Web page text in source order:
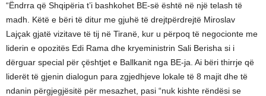
“Ëndrra që Shqipëria t’i bashkohet BE-së është në një telash të
madh. Këtë e bëri të ditur me gjuhë të drejtpërdrejtë Miroslav
Lajçak gjatë vizitave të tij në Tiranë, kur u përpoq të negocionte me
liderin e opozitës Edi Rama dhe kryeministrin Sali Berisha si i
dërguar special për çështjet e Ballkanit nga BE-ja. Ai bëri thirrje që
liderët të gjenin dialogun para zgjedhjeve lokale të 8 majit dhe të
ndanin përgjegjësitë për mesazhet, pasi “nuk kishte rëndësi se